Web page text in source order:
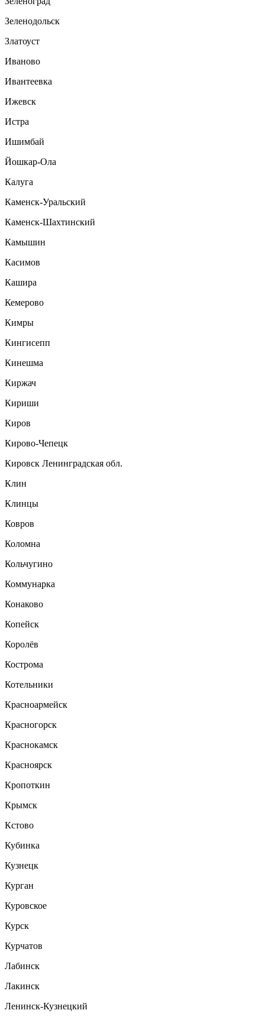
Зеленодольск
Златоуст
Иваново
Ивантеевка
Ижевск
Истра
Ишимбай
Йошкар-Ола
Калуга
Каменск-Уральский
Каменск-Шахтинский
Камышин
Касимов
Кашира
Кемерово
Кимры
Кингисепп
Кинешма
Киржач
Кириши
Киров
Кирово-Чепецк
Кировск Ленинградская обл.
Клин
Клинцы
Ковров
Коломна
Кольчугино
Коммунарка
Конаково
Копейск
Королёв
Кострома
Котельники
Красноармейск
Красногорск
Краснокамск
Красноярск
Кропоткин
Крымск
Кстово
Кубинка
Кузнецк
Курган
Куровское
Курск
Курчатов
Лабинск
Лакинск
Ленинск-Кузнецкий